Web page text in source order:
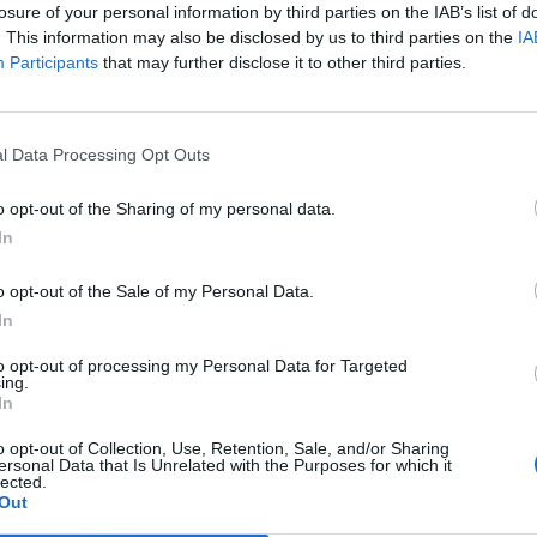
of your personal information by third parties on the IAB’s list of
This information may also be disclosed by us to third parties on the
Participants that may further disclose it to other third parties.
Data Processing Opt Outs
opt-out of the Sharing of my personal data.
opt-out of the Sale of my Personal Data.
opt-out of processing my Personal Data for Targeted
opt-out of Collection, Use, Retention, Sale, and/or Sharing
Data that Is Unrelated with the Purposes for which it
pela Câmara da Pampilhosa da Serra, no
que o protótipo “é o primeiro produto
“internacionalizar o país” no mercado das
da comunicação de satélite em órbitas baixas”,
em órbita nos próximos 20 anos”, adiantou
do protótipo, o investigador realçou
validar estes conceitos”, porque associa a
de ondas de rádio, dispondo alguns
área das radiocomunicações.
fixou a sua sede na aldeia de Fajão, onde, na
ser instalado um laboratório experimental no